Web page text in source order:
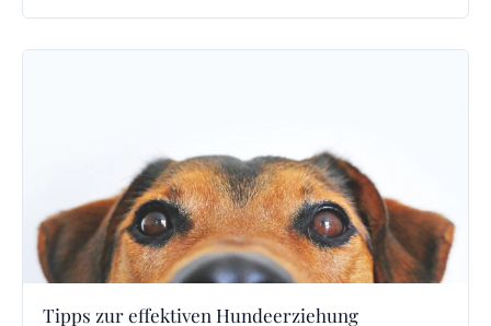
Tipps zur effektiven Hundeerziehung